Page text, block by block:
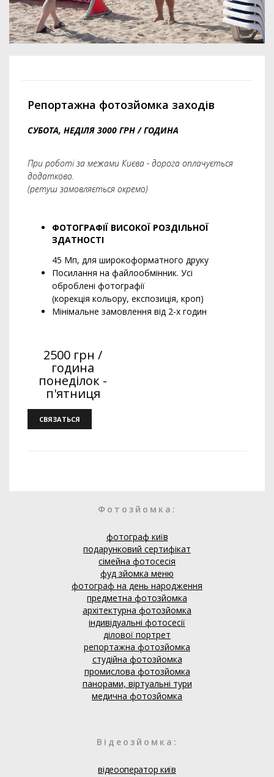
Репортажна фотозйомка заходів
СУБОТА, НЕДІЛЯ 3000 ГРН / ГОДИНА
При роботі за межами Києва - дорога оплачується
додатково.
(ретуш замовляється окремо)
ФОТОГРАФІЇ ВИСОКОЇ РОЗДІЛЬНОЇ
ЗДАТНОСТІ
45 Мп, для широкоформатного друку
Посилання на файлообмінник. Усі
оброблені фотографії
(корекція кольору, експозиція, кроп)
Мінімальне замовлення від 2-х годин
2500 грн /
година
понеділок -
п'ятниця
СВЯЗАТЬСЯ
Фотозйомка:
фотограф київ
подарунковий сертифікат
сімейна фотосесія
фуд зйомка меню
фотограф на день народження
предметна фотозйомка
архітектурна фотозйомка
індивідуальні фотосесії
ділової портрет
репортажна фотозйомка
студійна фотозйомка
промислова фотозйомка
панорами, віртуальні тури
медична фотозйомка
Відеозйомка:
відеооператор київ